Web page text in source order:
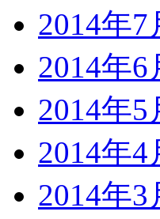
2014年7
2014年6
2014年5
2014年4
2014年3